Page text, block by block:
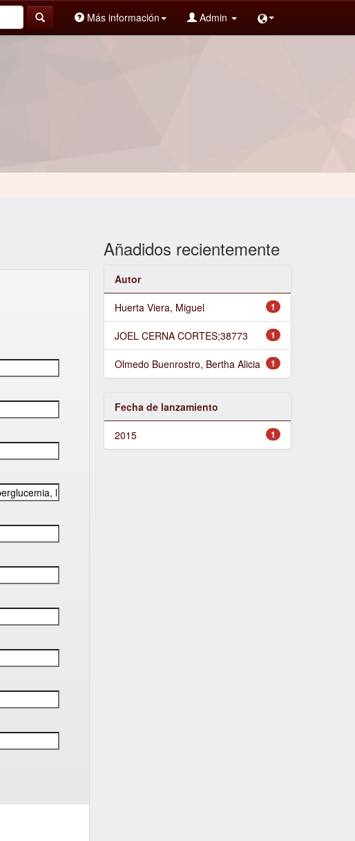
Más información Admin
Añadidos recientemente
Autor
1
Huerta Viera, Miguel
1
JOEL CERNA CORTES;38773
1
Olmedo Buenrostro, Bertha Alicia
Fecha de lanzamiento
1
2015